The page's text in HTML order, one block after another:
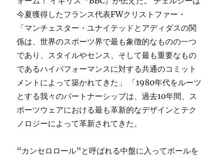
今夏獲得したフランス代表FWクリストファー・
「マンチェスター・ユナイテッドとアディダスの関
係は、世界のスポーツ界で最も象徴的なものの一つ
であり、スタイルやセンス、そして最も重要なもの
であるハイパフォーマンスに対する共通のコミット
メントによって築かれてきた」 「1980年代をルーツ
とする我々のパートナーシップは、過去10年間、ス
ポーツウェアにおける最も革新的なデザインとテク
ノロジーによって革新されてきた。
“カンセロロール”と呼ばれる中盤に入ってボールを